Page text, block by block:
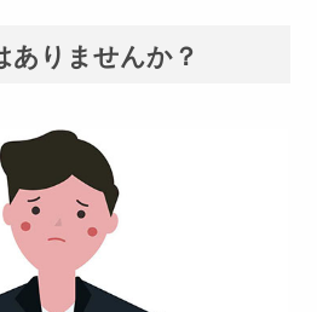
ありませんか？